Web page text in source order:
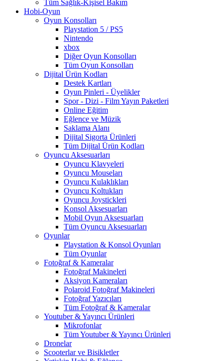
Tüm Sağlık-Kişisel Bakım
Hobi-Oyun
Oyun Konsolları
Playstation 5 / PS5
Nintendo
xbox
Diğer Oyun Konsolları
Tüm Oyun Konsolları
Dijital Ürün Kodları
Destek Kartları
Oyun Pinleri - Üyelikler
Spor - Dizi - Film Yayın Paketleri
Online Eğitim
Eğlence ve Müzik
Saklama Alanı
Dijital Sigorta Ürünleri
Tüm Dijital Ürün Kodları
Oyuncu Aksesuarları
Oyuncu Klavyeleri
Oyuncu Mouseları
Oyuncu Kulaklıkları
Oyuncu Koltukları
Oyuncu Joystickleri
Konsol Aksesuarları
Mobil Oyun Aksesuarları
Tüm Oyuncu Aksesuarları
Oyunlar
Playstation & Konsol Oyunları
Tüm Oyunlar
Fotoğraf & Kameralar
Fotoğraf Makineleri
Aksiyon Kameraları
Polaroid Fotoğraf Makineleri
Fotoğraf Yazıcıları
Tüm Fotoğraf & Kameralar
Youtuber & Yayıncı Ürünleri
Mikrofonlar
Tüm Youtuber & Yayıncı Ürünleri
Dronelar
Scooterlar ve Bisikletler